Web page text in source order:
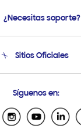
Soporte
¿Necesitas soporte?
Soporte vía eMail
Sitios Oficiales
Samsung Ecuador
El Salvador
Síguenos en: